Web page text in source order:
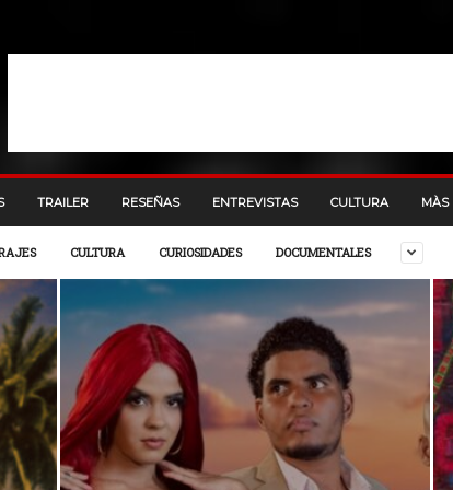
TRAILER RESEÑAS ENTREVISTAS CULTURA MÀS
CULTURA CURIOSIDADES DOCUMENTALES